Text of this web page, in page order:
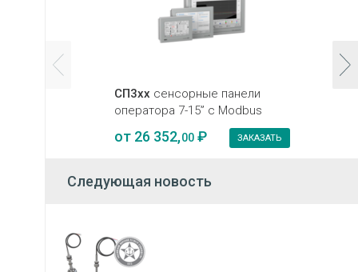
СП3хх сенсорные панели
оператора 7-15” с Modbus
от 26 352,00₽ ЗАКАЗАТЬ
Следующая новость